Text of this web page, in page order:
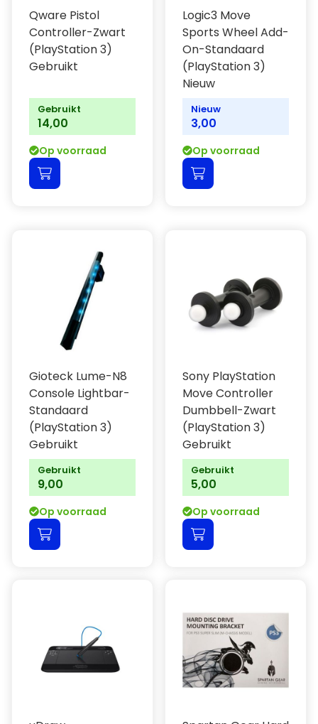
Qware Pistol
Controller-Zwart
(PlayStation 3)
Gebruikt
Gebruikt
14,00
Op voorraad
Logic3 Move
Sports Wheel Add-
On-Standaard
(PlayStation 3)
Nieuw
Nieuw
3,00
Op voorraad
Gioteck Lume-N8
Console Lightbar-
Standaard
(PlayStation 3)
Gebruikt
Gebruikt
9,00
Op voorraad
Sony PlayStation
Move Controller
Dumbbell-Zwart
(PlayStation 3)
Gebruikt
Gebruikt
5,00
Op voorraad